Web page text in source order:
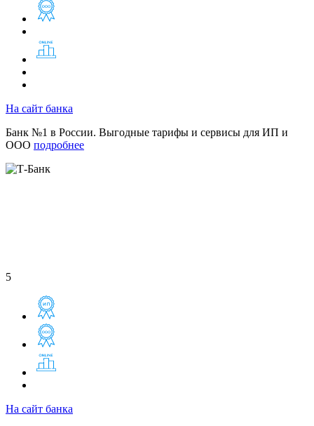
На сайт банка
Банк №1 в России. Выгодные тарифы и сервисы для ИП и
ООО подробнее
5
На сайт банка